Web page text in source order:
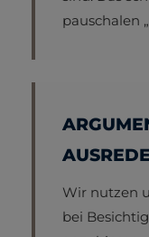
pauschalen
Wir nutzen
bei